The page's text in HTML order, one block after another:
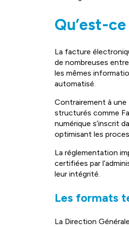
Qu’est-
La facture
de nombreuses
les mêmes
automatisé.
Contrairement à
structurés comme
numérique s’inscrit
optimisant les
La réglementation
certifiées par
leur intégrité.
Les formats
La Direction